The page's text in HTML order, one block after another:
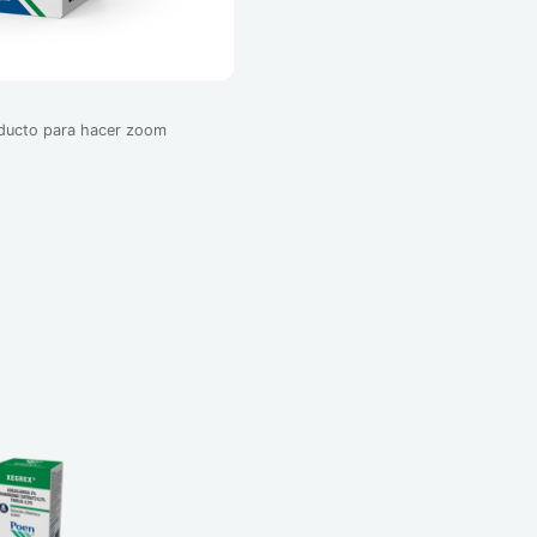
para hacer zoom